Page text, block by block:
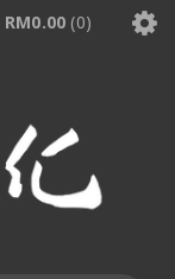
RM0.00 0